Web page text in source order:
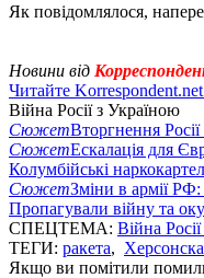
Як повідомлялося,
Новини від
Читайте
Війна Росії з Україною
СюжетВторгнення
СюжетЕскалація для
Колумбійські
СюжетЗміни в армії
Пропагували війну та
СПЕЦТЕМА: Війна
ТЕГИ: ракета,
Якщо ви помітили